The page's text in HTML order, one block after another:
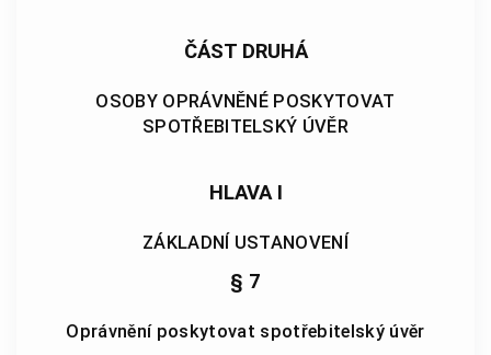
ČÁST DRUHÁ
OSOBY OPRÁVNĚNÉ POSKYTOVAT
SPOTŘEBITELSKÝ ÚVĚR
HLAVA I
ZÁKLADNÍ USTANOVENÍ
§ 7
Oprávnění poskytovat spotřebitelský úvěr